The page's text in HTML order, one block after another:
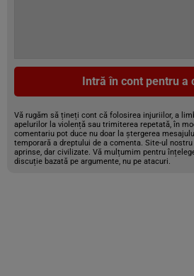
Intră în cont pentru a
Vă rugăm să țineți cont că folosirea injuriilor, a
apelurilor la violență sau trimiterea repetată, în
comentariu pot duce nu doar la ștergerea
temporară a dreptului de a comenta. Site-ul
aprinse, dar civilizate. Vă mulțumim pentru
discuție bazată pe argumente, nu pe atacuri.